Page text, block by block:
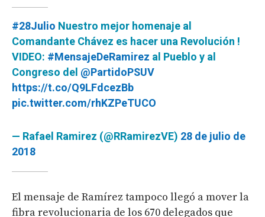
#28Julio Nuestro mejor homenaje al
Comandante Chávez es hacer una Revolución !
VIDEO: #MensajeDeRamirez al Pueblo y al
Congreso del @PartidoPSUV
https://t.co/Q9LFdcezBb
pic.twitter.com/rhKZPeTUCO
— Rafael Ramirez (@RRamirezVE) 28 de julio de
2018
El mensaje de Ramírez tampoco llegó a mover la
fibra revolucionaria de los 670 delegados que